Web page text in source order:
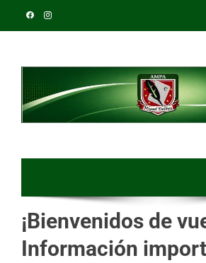
¡Bienvenidos de
Información